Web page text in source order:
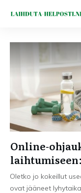
Online-
Oletko jo kokeillut
ovat jääneet